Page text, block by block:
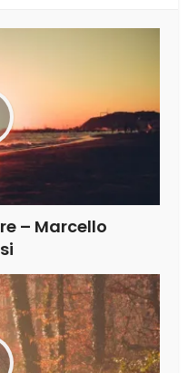
– Marcello